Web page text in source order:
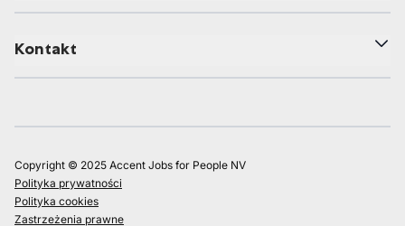
Kontakt
Copyright © 2025 Accent Jobs for People NV
Polityka prywatności
Polityka cookies
Zastrzeżenia prawne